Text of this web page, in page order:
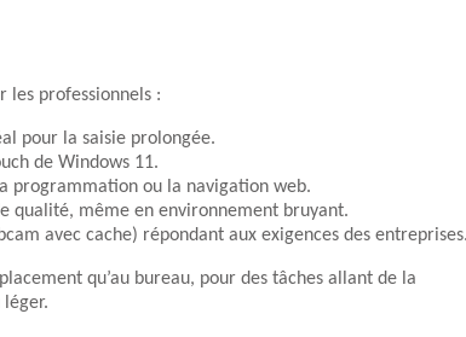
les professionnels :
pour la saisie prolongée.
de Windows 11.
programmation ou la navigation web.
qualité, même en environnement bruyant.
avec cache) répondant aux exigences des
qu’au bureau, pour des tâches allant de la